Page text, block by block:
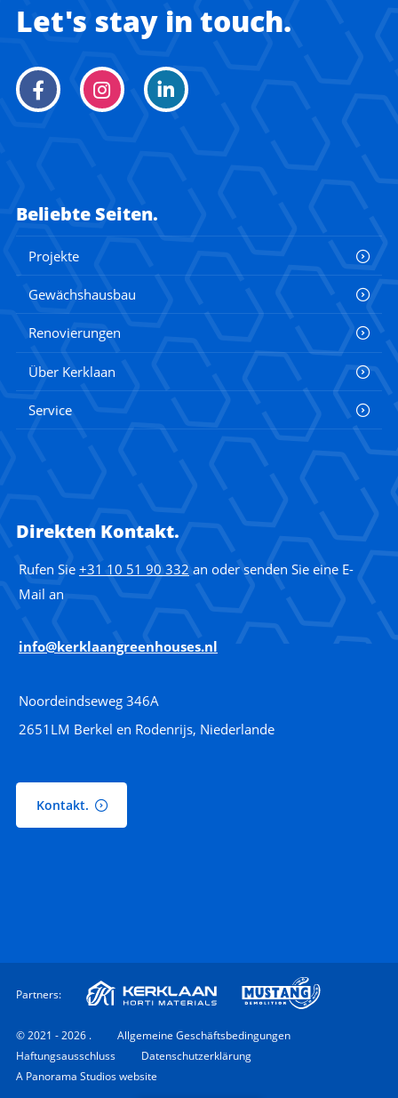
Let's stay in touch.
Beliebte Seiten.
Projekte
Gewächshausbau
Renovierungen
Über Kerklaan
Service
Direkten Kontakt.
Rufen Sie +31 10 51 90 332 an oder senden Sie eine E-
Mail an
info@kerklaangreenhouses.nl
Noordeindseweg 346A
2651LM Berkel en Rodenrijs, Niederlande
Kontakt.
Partners:
© 2021 - 2026 .
Allgemeine Geschäftsbedingungen
Haftungsausschluss
Datenschutzerklärung
A Panorama Studios website